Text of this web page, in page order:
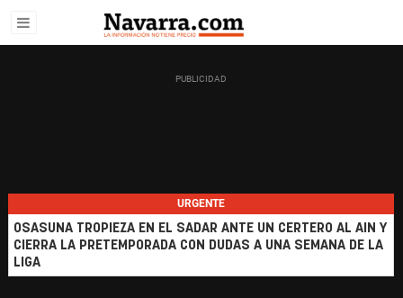
URGENTE
OSASUNA TROPIEZA EN EL SADAR ANTE UN CERTERO AL AIN Y
CIERRA LA PRETEMPORADA CON DUDAS A UNA SEMANA DE LA
LIGA